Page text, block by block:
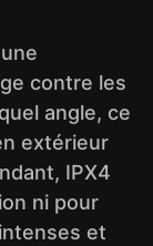
contre les
angle, ce
extérieur
IPX4
ni pour
et